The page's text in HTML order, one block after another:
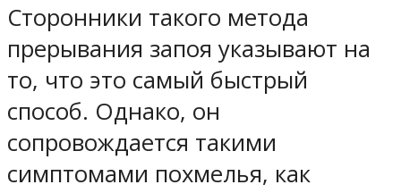
Сторонники такого метода
прерывания запоя указывают на
то, что это самый быстрый
способ. Однако, он
сопровождается такими
симптомами похмелья, как